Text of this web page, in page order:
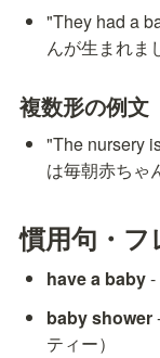
"They had a
んが生まれま
複数形の例文
"The nursery
は毎朝赤ちゃ
慣用句・フ
have a baby
baby shower
ティー）